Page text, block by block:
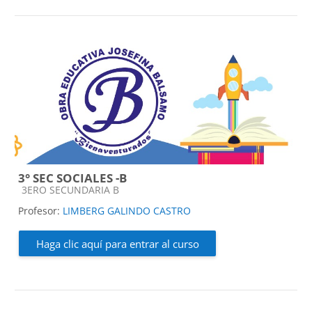
3° SEC SOCIALES -B
Categoría de cursos
3ERO SECUNDARIA B
Profesor: LIMBERG GALINDO CASTRO
Haga clic aquí para entrar al curso